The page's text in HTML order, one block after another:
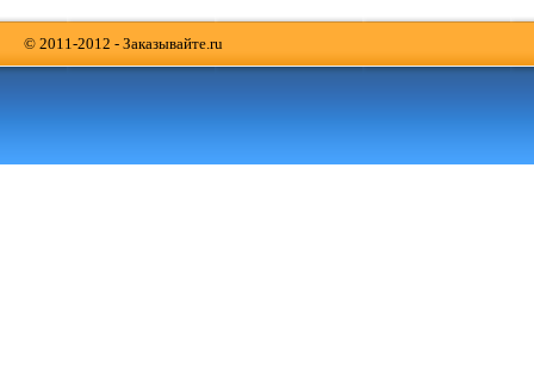
© 2011-2012 - Заказывайте.ru